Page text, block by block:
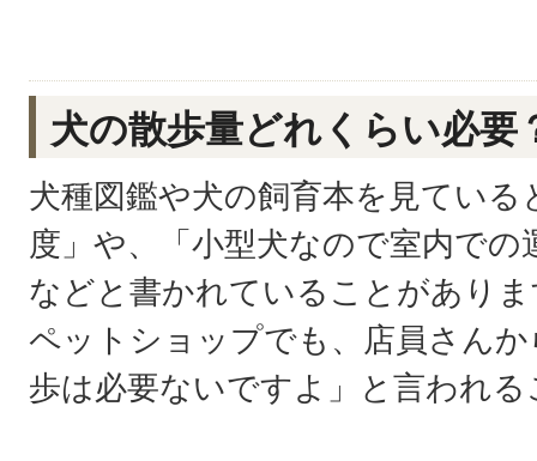
犬の散歩量どれくらい必要
犬種図鑑や犬の飼育本を見てい
度」や、「小型犬なので室内で
などと書かれていることがあり
ペットショップでも、店員さん
歩は必要ないですよ」と言われ